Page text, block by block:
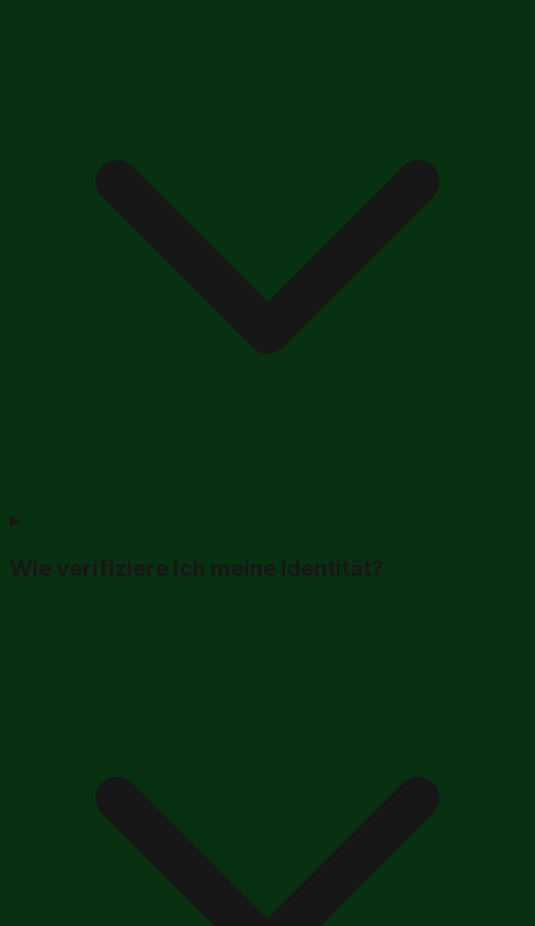
Wie verifiziere ich meine Identität?